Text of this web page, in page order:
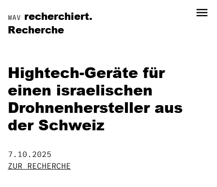
WAV recherchiert. menu
Recherche
Hightech-Geräte für
einen israelischen
Drohnenhersteller aus
der Schweiz
7.10.2025
ZUR RECHERCHE